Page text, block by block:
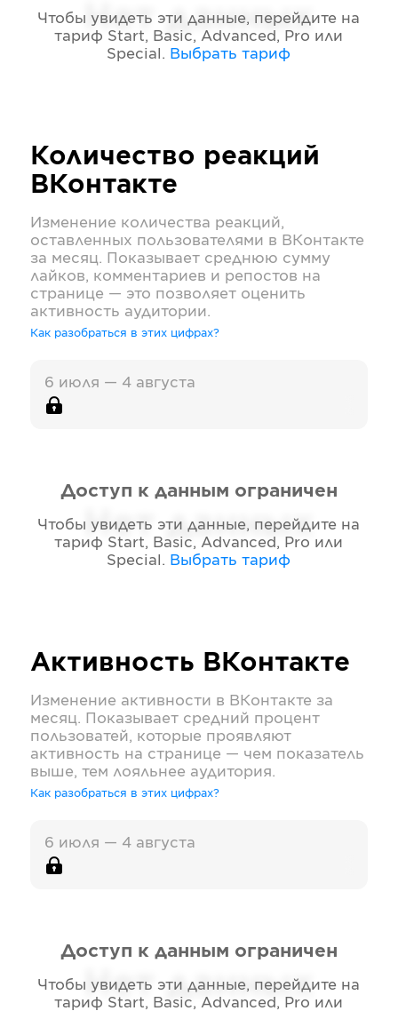
Нет данных
Чтобы увидеть эти данные, перейдите на
тариф Start, Basic, Advanced, Pro или
Special . Выбрать тариф
Количество реакций
ВКонтакте
Изменение количества реакций,
оставленных пользователями в ВКонтакте
за месяц. Показывает среднюю сумму
лайков, комментариев и репостов на
странице — это позволяет оценить
активность аудитории.
Как разобраться в этих цифрах?
6 июля — 4 августа
Нет данных
Доступ к данным ограничен
Чтобы увидеть эти данные, перейдите на
тариф Start, Basic, Advanced, Pro или
Special . Выбрать тариф
Активность ВКонтакте
Изменение активности в ВКонтакте за
месяц. Показывает средний процент
пользоватей, которые проявляют
активность на странице — чем показатель
выше, тем лояльнее аудитория.
Как разобраться в этих цифрах?
6 июля — 4 августа
Нет данных
Доступ к данным ограничен
Чтобы увидеть эти данные, перейдите на
тариф Start, Basic, Advanced, Pro или